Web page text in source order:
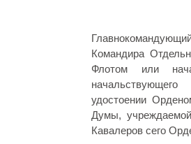
Командира
Флотом или
удостоении
Думы,
Кавалеров сего